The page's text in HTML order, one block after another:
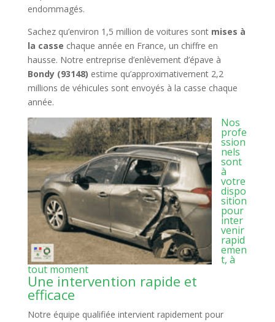
endommagés.
Sachez qu’environ 1,5 million de voitures sont mises à
la casse chaque année en France, un chiffre en
hausse. Notre entreprise d’enlèvement d’épave à
Bondy (93148) estime qu’approximativement 2,2
millions de véhicules sont envoyés à la casse chaque
année.
Nos
profe
ssion
nels
sont
à
votre
dispo
sition
pour
inter
venir
rapid
emen
t, à
tout moment
Une intervention rapide et
efficace
Notre équipe qualifiée intervient rapidement pour